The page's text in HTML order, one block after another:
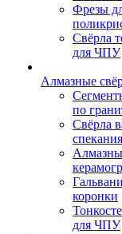
Фрезы
Свёрла
для ЧПУ
Алмазные
по
Свёрла
спекания
коронки
для ЧПУ